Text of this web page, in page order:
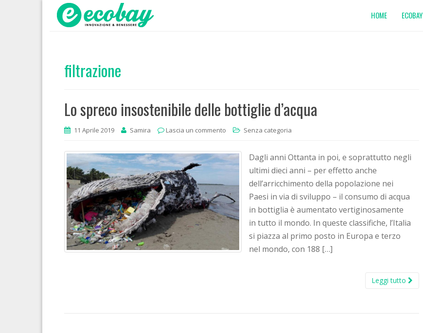
HOME ECOBAY
filtrazione
Lo spreco insostenibile delle bottiglie d’acqua
11 Aprile 2019 Samira Lascia un commento Senza categoria
Dagli anni Ottanta in poi, e soprattutto negli
ultimi dieci anni – per effetto anche
dell’arricchimento della popolazione nei
Paesi in via di sviluppo – il consumo di acqua
in bottiglia è aumentato vertiginosamente
in tutto il mondo. In queste classifiche, l’Italia
si piazza al primo posto in Europa e terzo
nel mondo, con 188 […]
Leggi tutto